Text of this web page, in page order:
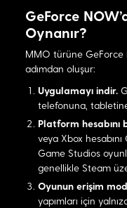
GeForce
Oynanır?
MMO türüne
adımdan oluşur:
Uygulamayı indir.
telefonuna,
Platform hesabını
veya Xbox
Game Studios
genellikle Steam
Oyunun erişim
yapımları için